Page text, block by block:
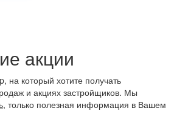
акции
на который хотите получать
и акциях застройщиков. Мы
, только полезная информация в Вашем